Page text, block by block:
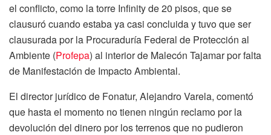
el conflicto, como la torre Infinity de 20 pisos, que se
clausuró cuando estaba ya casi concluida y tuvo que ser
clausurada por la Procuraduría Federal de Protección al
Ambiente (Profepa) al interior de Malecón Tajamar por falta
de Manifestación de Impacto Ambiental.
El director jurídico de Fonatur, Alejandro Varela, comentó
que hasta el momento no tienen ningún reclamo por la
devolución del dinero por los terrenos que no pudieron